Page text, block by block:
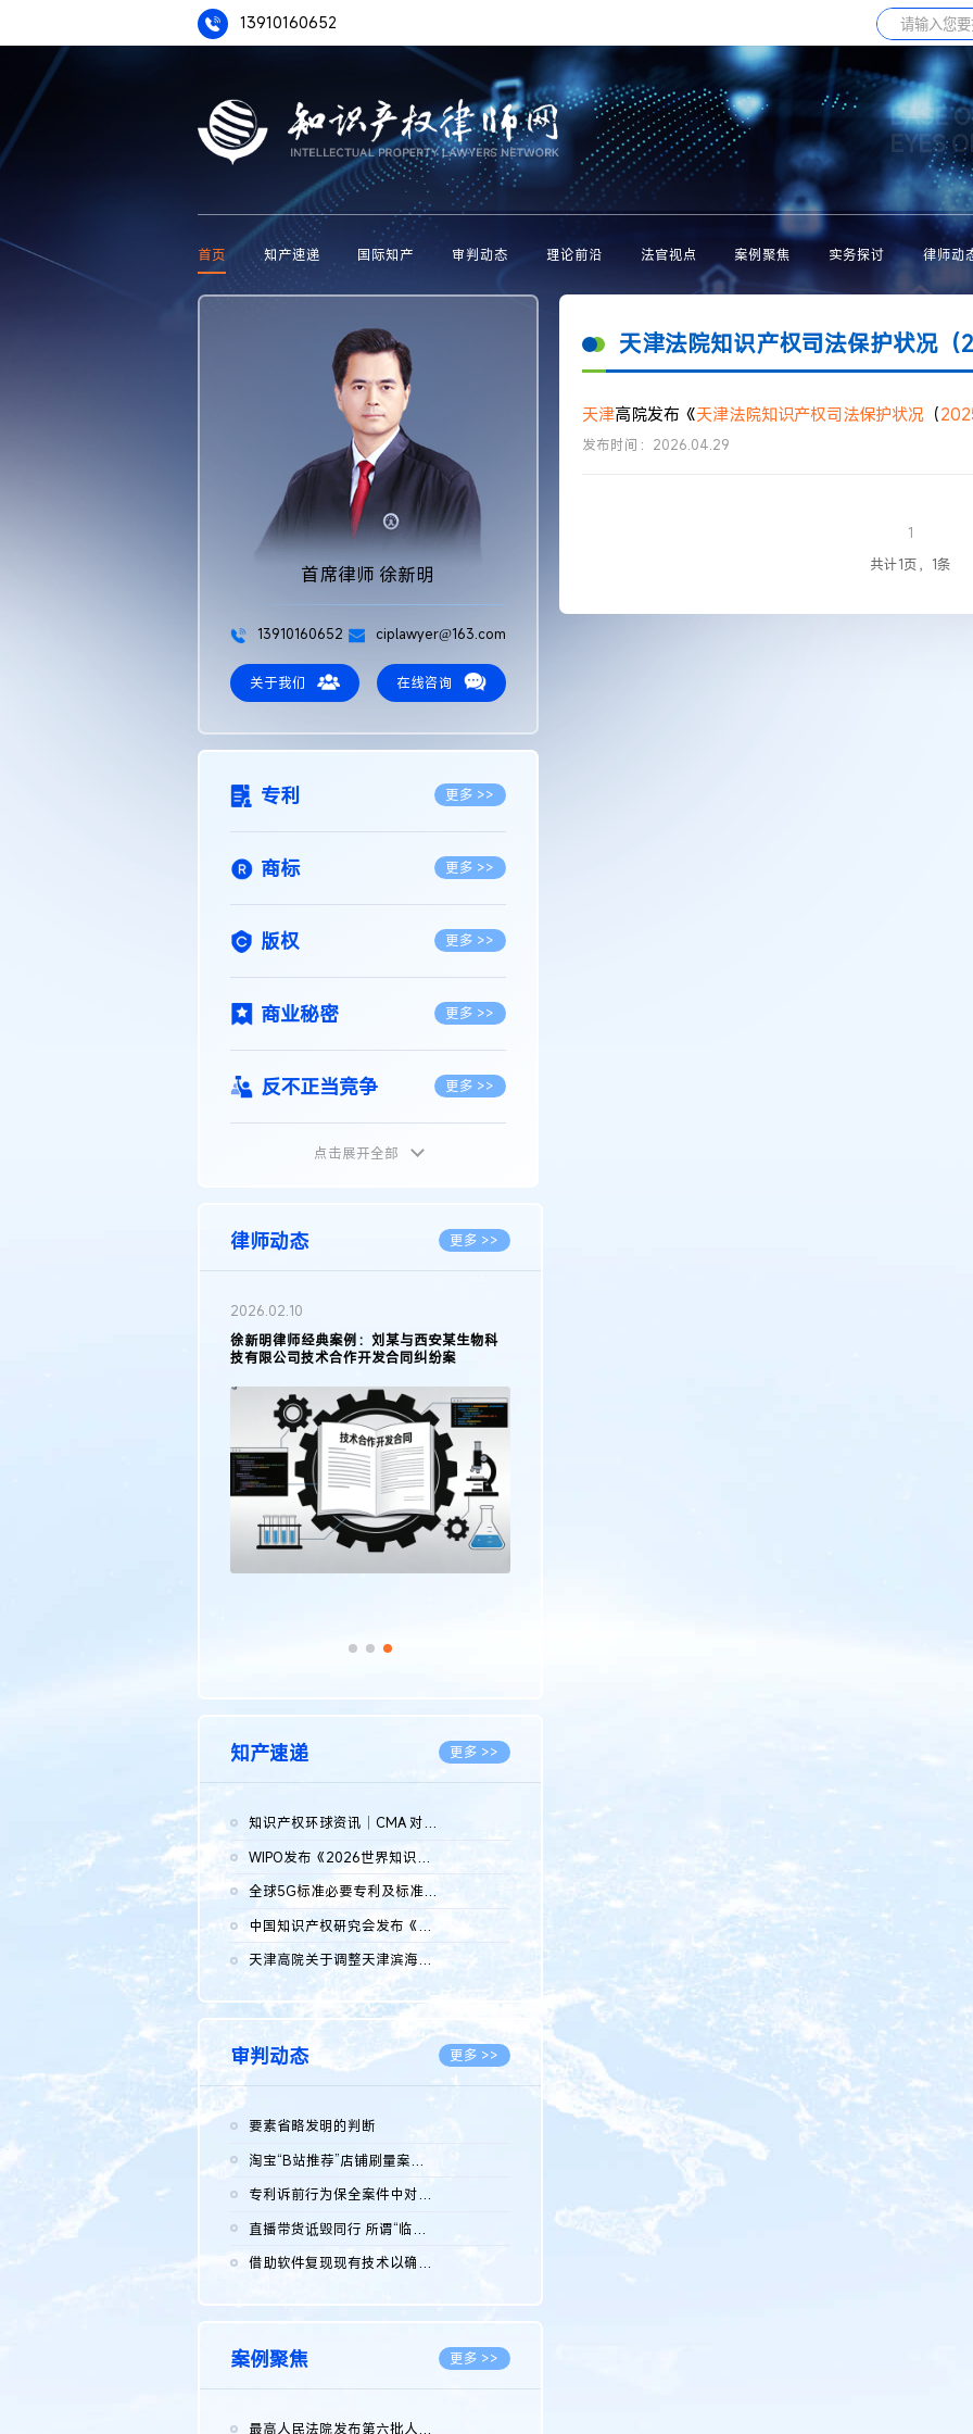
13910160652
BASE
EYES
首页 知产速递 国际知产 审判动态 理论前沿 法官视点 案例聚焦 实务探讨 律师动
首席律师 徐新明
13910160652 ciplawyer@163.com
关于我们 在线咨询
专利 更多 >>
商标 更多 >>
版权 更多 >>
商业秘密 更多 >>
反不正当竞争 更多 >>
植物新品种
地理标志 更多 >>
集成电路布图设计
传统文化 更多 >>
点击展开全部
律师动态 更多 >>
2026.05.11
徐新明律师接受《天津日报》采访：解读
2025年度天津市专利行政保护案例
知产速递 更多 >>
知识产权环球资讯｜CMA 对微软发起调查；批量搬运二手平台数据构...
WIPO发布《2026世界知识产权报告》 含报告全文
全球5G标准必要专利及标准提案研究报告（2026年）全文发布
中国知识产权研究会发布《2025年度中国企业海外知识产权纠纷调查...
2026.08.07
天津高院关于调整天津滨海高新技术产业开发区华苑科技园一审普通...
2026.08.07
审判动态 更多 >>
要素省略发明的判断
淘宝“B站推荐”店铺刷量案维持原判，两被告连带赔偿150万元
专利诉前行为保全案件中对仿制药申请人曾作出三类声明的考量及违...
直播带货诋毁同行 所谓“临场发挥”不免责
借助软件复现现有技术以确认相关参数特征是否被公开
案例聚焦 更多 >>
最高人民法院发布第六批人民法院种业知识产权司法保护典型案例 含...
天津法院知识产权司法保护状况（
天津高院发布《天津法院知识产权司法保护状况（
发布时间：2026.04.29
1
共计1页，1条